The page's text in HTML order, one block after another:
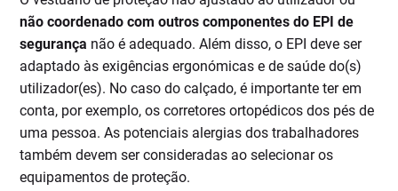
não coordenado com outros componentes do EPI de
segurança não é adequado. Além disso, o EPI deve ser
adaptado às exigências ergonómicas e de saúde do(s)
utilizador(es). No caso do calçado, é importante ter em
conta, por exemplo, os corretores ortopédicos dos pés de
uma pessoa. As potenciais alergias dos trabalhadores
também devem ser consideradas ao selecionar os
equipamentos de proteção.